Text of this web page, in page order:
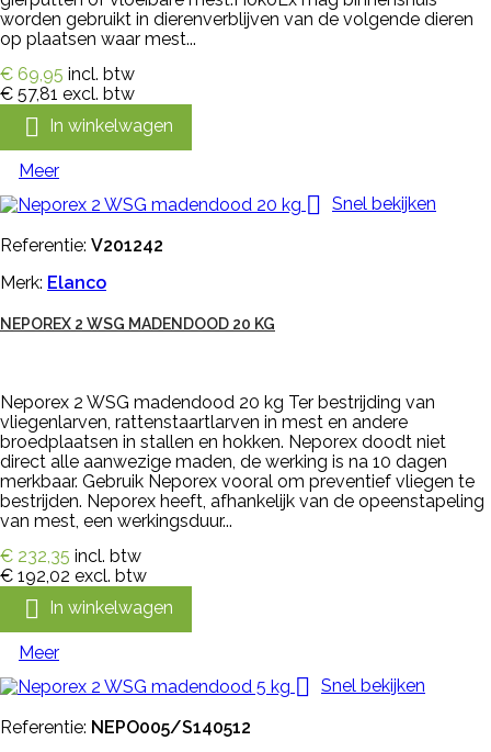
worden gebruikt in dierenverblijven van de volgende dieren
op plaatsen waar mest...
€ 69,95 incl. btw
€ 57,81 excl. btw
 In winkelwagen
Meer
 Snel bekijken
Referentie: V201242
Merk: Elanco
NEPOREX 2 WSG MADENDOOD 20 KG
Neporex 2 WSG madendood 20 kg Ter bestrijding van
vliegenlarven, rattenstaartlarven in mest en andere
broedplaatsen in stallen en hokken. Neporex doodt niet
direct alle aanwezige maden, de werking is na 10 dagen
merkbaar. Gebruik Neporex vooral om preventief vliegen te
bestrijden. Neporex heeft, afhankelijk van de opeenstapeling
van mest, een werkingsduur...
€ 232,35 incl. btw
€ 192,02 excl. btw
 In winkelwagen
Meer
 Snel bekijken
Referentie: NEPO005/S140512